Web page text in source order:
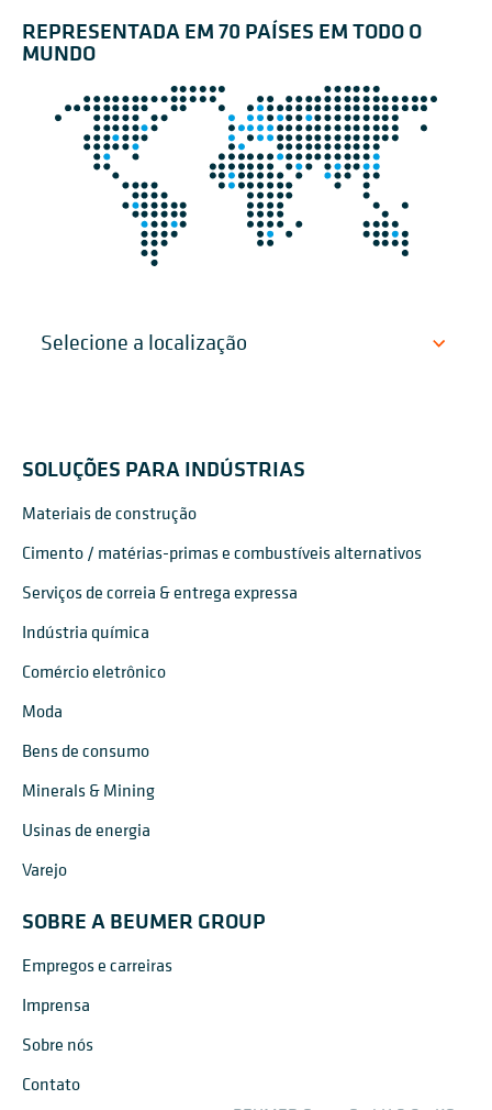
REPRESENTADA EM 70 PAÍSES EM TODO O
MUNDO
SOLUÇÕES PARA INDÚSTRIAS
Materiais de construção
Cimento / matérias-primas e combustíveis alternativos
Serviços de correia & entrega expressa
Indústria química
Comércio eletrônico
Moda
Bens de consumo
Minerals & Mining
Usinas de energia
Varejo
SOBRE A BEUMER GROUP
Empregos e carreiras
Imprensa
Sobre nós
Contato